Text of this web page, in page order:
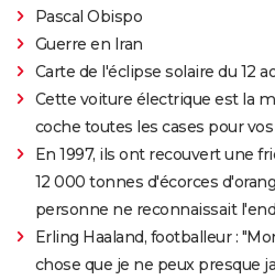
Pascal Obispo
Guerre en Iran
Carte de l'éclipse solaire du 12
Cette voiture électrique est la
coche toutes les cases pour
En 1997, ils ont recouvert une
12 000 tonnes d'écorces
personne ne reconnaissait
Erling Haaland, footballeur :
chose que je ne peux presque